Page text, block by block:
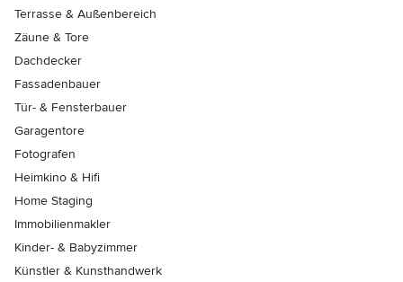
Terrasse & Außenbereich
Zäune & Tore
Dachdecker
Fassadenbauer
Tür- & Fensterbauer
Garagentore
Fotografen
Heimkino & Hifi
Home Staging
Immobilienmakler
Kinder- & Babyzimmer
Künstler & Kunsthandwerk